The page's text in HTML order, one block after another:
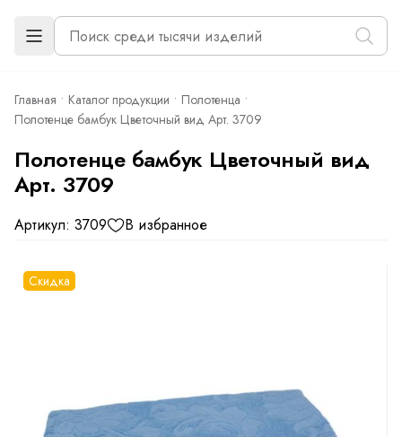
Главная Каталог продукции
Полотенца
Полотенце бамбук Цветочный вид Арт. 3709
Полотенце бамбук Цветочный вид
Арт. 3709
Артикул: 3709 В избранное
Скидка